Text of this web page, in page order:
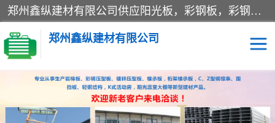
郑州鑫纵建材有限公司供应阳光板，彩钢板，彩钢钢构工程是一家集生产销售租赁安装于一体的企业，主要生产PC采光板，耐力板，仿古琉璃采光板，岩棉板、彩钢压型板、镀锌压型板、桁架楼承板，C、Z型钢檩条、围挡板、轻钢结构，阳光温室大棚等新型建材产品。公司旗下有多台移动式高空压瓦机租赁，承接全国各地业务，专业对外租赁各种型号压瓦机。
郑州鑫纵建材有限公司
高空瓦机租赁 ASA合成树脂仿古瓦